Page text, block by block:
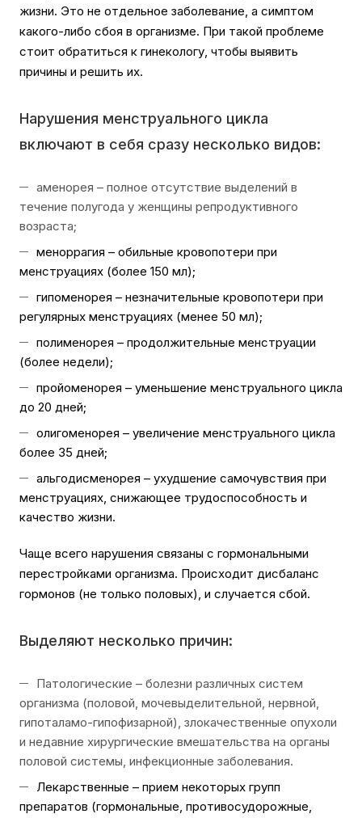
жизни. Это не отдельное заболевание, а симптом
какого-либо сбоя в организме. При такой проблеме
стоит обратиться к гинекологу, чтобы выявить
причины и решить их.
Нарушения менструального цикла
включают в себя сразу несколько видов:
аменорея – полное отсутствие выделений в
течение полугода у женщины репродуктивного
возраста;
меноррагия – обильные кровопотери при
менструациях (более 150 мл);
гипоменорея – незначительные кровопотери при
регулярных менструациях (менее 50 мл);
полименорея – продолжительные менструации
(более недели);
пройоменорея – уменьшение менструального цикла
до 20 дней;
олигоменорея – увеличение менструального цикла
более 35 дней;
альгодисменорея – ухудшение самочувствия при
менструациях, снижающее трудоспособность и
качество жизни.
Чаще всего нарушения связаны с гормональными
перестройками организма. Происходит дисбаланс
гормонов (не только половых), и случается сбой.
Выделяют несколько причин:
Патологические – болезни различных систем
организма (половой, мочевыделительной, нервной,
гипоталамо-гипофизарной), злокачественные опухоли
и недавние хирургические вмешательства на органы
половой системы, инфекционные заболевания.
Лекарственные – прием некоторых групп
препаратов (гормональные, противосудорожные,